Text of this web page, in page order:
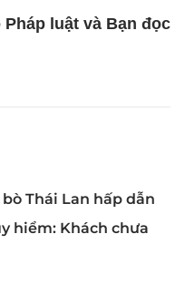
Pháp luật và Bạn đọc
Thái Lan hấp dẫn
hiểm: Khách chưa